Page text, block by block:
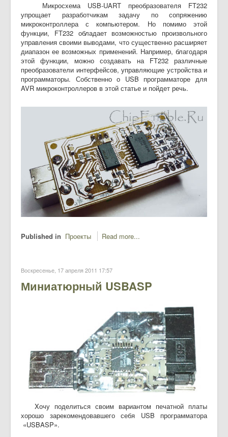
Микросхема USB-UART преобразователя FT232
упрощает разработчикам задачу по сопряжению
микроконтроллера с компьютером. Но помимо этой
функции, FT232 обладает возможностью произвольного
управления своими выводами, что существенно расширяет
диапазон ее возможных применений. Например, благодаря
этой функции, можно создавать на FT232 различные
преобразователи интерфейсов, управляющие устройства и
программаторы. Собственно о USB программаторе для
AVR микроконтроллеров в этой статье и пойдет речь.
Published in Проекты Read more...
Воскресенье, 17 апреля 2011 17:57
Миниатюрный USBASP
Xочу поделиться своим вариантом печатной платы
хорошо зарекомендовавшего себя USB программатора
«USBASP».